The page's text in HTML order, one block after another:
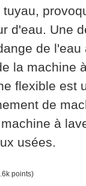
d'eau. Une
de
la machine
flexible est
de
à
usées.
points)